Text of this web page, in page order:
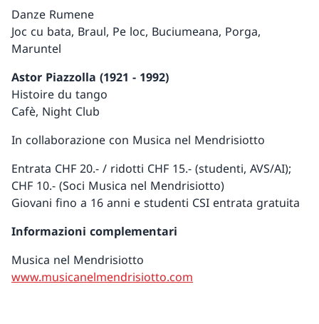
Danze Rumene
Joc cu bata, Braul, Pe loc, Buciumeana, Porga,
Maruntel
Astor Piazzolla (1921 - 1992)
Histoire du tango
Cafè, Night Club
In collaborazione con Musica nel Mendrisiotto
Entrata CHF 20.- / ridotti CHF 15.- (studenti, AVS/AI);
CHF 10.- (Soci Musica nel Mendrisiotto)
Giovani fino a 16 anni e studenti CSI entrata gratuita
Informazioni complementari
Musica nel Mendrisiotto
www.musicanelmendrisiotto.com